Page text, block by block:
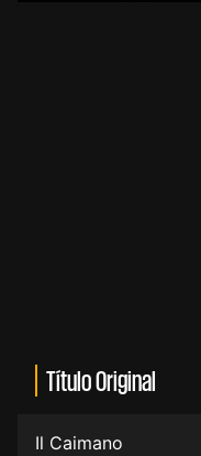
Título Original
Il Caimano